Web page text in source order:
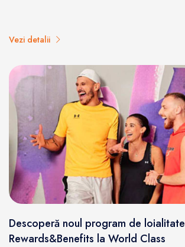
Vezi detalii
Descoperă noul program de loialitate
Rewards&Benefits la World Class